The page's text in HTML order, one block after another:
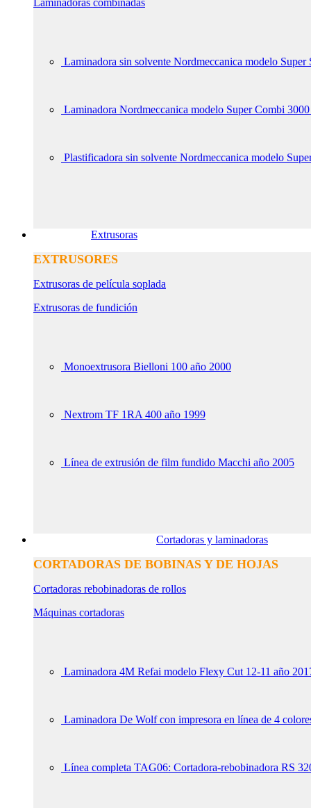
Laminadoras combinadas
Laminadora sin solvente Nordmeccanica modelo Super
Laminadora Nordmeccanica modelo Super Combi
Plastificadora sin solvente Nordmeccanica modelo
Extrusoras
EXTRUSORES
Extrusoras de película soplada
Extrusoras de fundición
Monoextrusora Bielloni 100 año 2000
Nextrom TF 1RA 400 año 1999
Línea de extrusión de film fundido Macchi año 2005
Cortadoras y laminadoras
CORTADORAS DE BOBINAS Y DE HOJAS
Cortadoras rebobinadoras de rollos
Máquinas cortadoras
Laminadora 4M Refai modelo Flexy Cut 12-11 año
Laminadora De Wolf con impresora en línea de 4
Línea completa TAG06: Cortadora-rebobinadora RS